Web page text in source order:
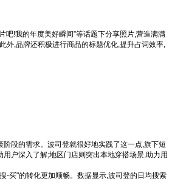
吧!我的年度美好瞬间”等话题下分享照片,营造满满
外,品牌还积极进行商品的标题优化,提升占词效率,
段的需求。波司登就很好地实践了这一点,旗下短
户深入了解;地区门店则突出本地穿搭场景,助力用
-买"的转化更加顺畅。数据显示,波司登的日均搜索